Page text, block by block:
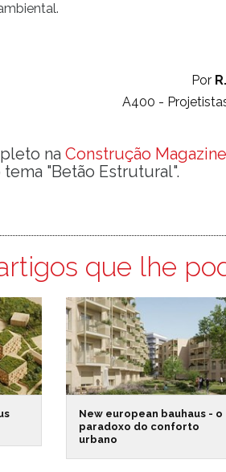
Por
A400 -
na Construção Magazine
"Betão Estrutural".
que lhe
New european bauhaus - o
paradoxo do conforto
urbano